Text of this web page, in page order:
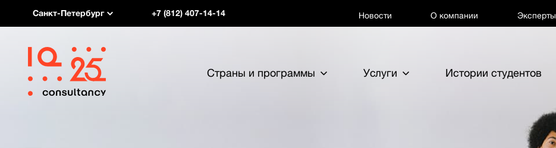
Санкт-Петербург +7 (812) 407-14-14 Новости О компании Эксперты
Страны и программы Услуги Истории студентов